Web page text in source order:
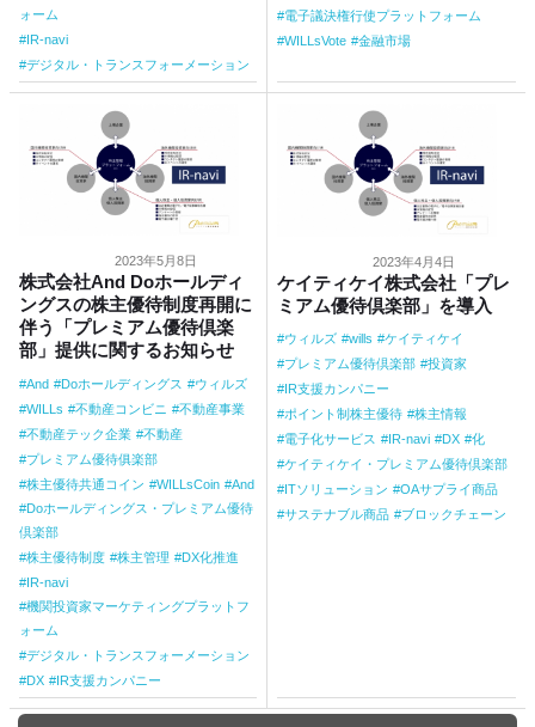
ォーム
IR-navi
デジタル・トランスフォーメーション
電子議決権行使プラットフォーム
WILLsVote
金融市場
2023年5月8日
株式会社And Doホールディ
ングスの株主優待制度再開に
伴う「プレミアム優待倶楽
部」提供に関するお知らせ
And Doホールディングス
ウィルズ
WILLs
不動産コンビニ
不動産事業
不動産テック企業
不動産
プレミアム優待俱楽部
株主優待共通コイン
WILLsCoin
And
Doホールディングス・プレミアム優待
倶楽部
株主優待制度
株主管理
DX化推進
IR-navi
機関投資家マーケティングプラットフ
ォーム
デジタル・トランスフォーメーション
DX
IR支援カンパニー
2023年4月4日
ケイティケイ株式会社「プレ
ミアム優待倶楽部」を導入
ウィルズ wills
ケイティケイ
プレミアム優待倶楽部
投資家
IR支援カンパニー
ポイント制株主優待
株主情報
電子化サービス
IR-navi DX
化
ケイティケイ・プレミアム優待倶楽部
ITソリューション
OAサプライ商品
サステナブル商品
ブロックチェーン